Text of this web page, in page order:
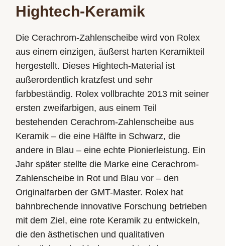
Hightech-Keramik
Die Cerachrom-Zahlenscheibe wird von Rolex
aus einem einzigen, äußerst harten Keramikteil
hergestellt. Dieses Hightech-Material ist
außerordentlich kratzfest und sehr
farbbeständig. Rolex vollbrachte 2013 mit seiner
ersten zweifarbigen, aus einem Teil
bestehenden Cerachrom-Zahlenscheibe aus
Keramik – die eine Hälfte in Schwarz, die
andere in Blau – eine echte Pionierleistung. Ein
Jahr später stellte die Marke eine Cerachrom-
Zahlenscheibe in Rot und Blau vor – den
Originalfarben der GMT-Master. Rolex hat
bahnbrechende innovative Forschung betrieben
mit dem Ziel, eine rote Keramik zu entwickeln,
die den ästhetischen und qualitativen